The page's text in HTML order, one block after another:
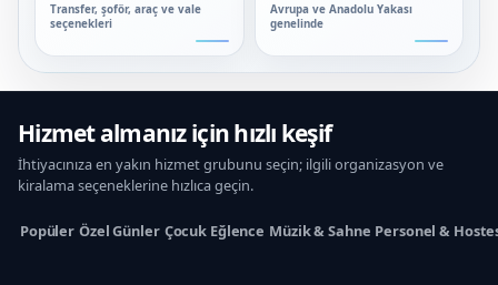
Transfer, şoför, araç ve vale
seçenekleri
Avrupa ve Anadolu Yakası
genelinde
Hizmet almanız için hızlı keşif
İhtiyacınıza en yakın hizmet grubunu seçin; ilgili organizasyon ve
kiralama seçeneklerine hızlıca geçin.
Popüler Özel Günler Çocuk Eğlence Müzik & Sahne Personel &